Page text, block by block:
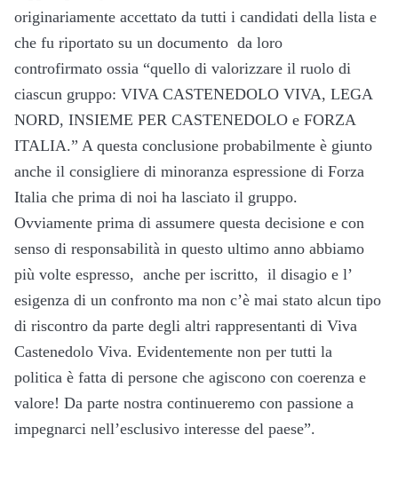
originariamente accettato da tutti i candidati della lista e
che fu riportato su un documento da loro
controfirmato ossia “quello di valorizzare il ruolo di
ciascun gruppo: VIVA CASTENEDOLO VIVA, LEGA
NORD, INSIEME PER CASTENEDOLO e FORZA
ITALIA.” A questa conclusione probabilmente è giunto
anche il consigliere di minoranza espressione di Forza
Italia che prima di noi ha lasciato il gruppo.
Ovviamente prima di assumere questa decisione e con
senso di responsabilità in questo ultimo anno abbiamo
più volte espresso, anche per iscritto, il disagio e l’
esigenza di un confronto ma non c’è mai stato alcun tipo
di riscontro da parte degli altri rappresentanti di Viva
Castenedolo Viva. Evidentemente non per tutti la
politica è fatta di persone che agiscono con coerenza e
valore! Da parte nostra continueremo con passione a
impegnarci nell’esclusivo interesse del paese”.